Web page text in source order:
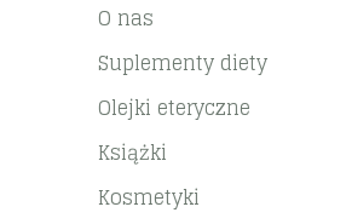
O nas
Suplementy diety
Olejki eteryczne
Książki
Kosmetyki